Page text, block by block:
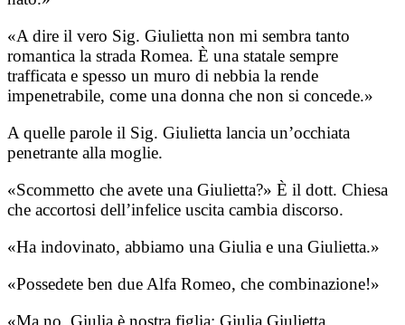
«A dire il vero Sig. Giulietta non mi sembra tanto
romantica la strada Romea. È una statale sempre
trafficata e spesso un muro di nebbia la rende
impenetrabile, come una donna che non si concede.»
A quelle parole il Sig. Giulietta lancia un’occhiata
penetrante alla moglie.
«Scommetto che avete una Giulietta?» È il dott. Chiesa
che accortosi dell’infelice uscita cambia discorso.
«Ha indovinato, abbiamo una Giulia e una Giulietta.»
«Possedete ben due Alfa Romeo, che combinazione!»